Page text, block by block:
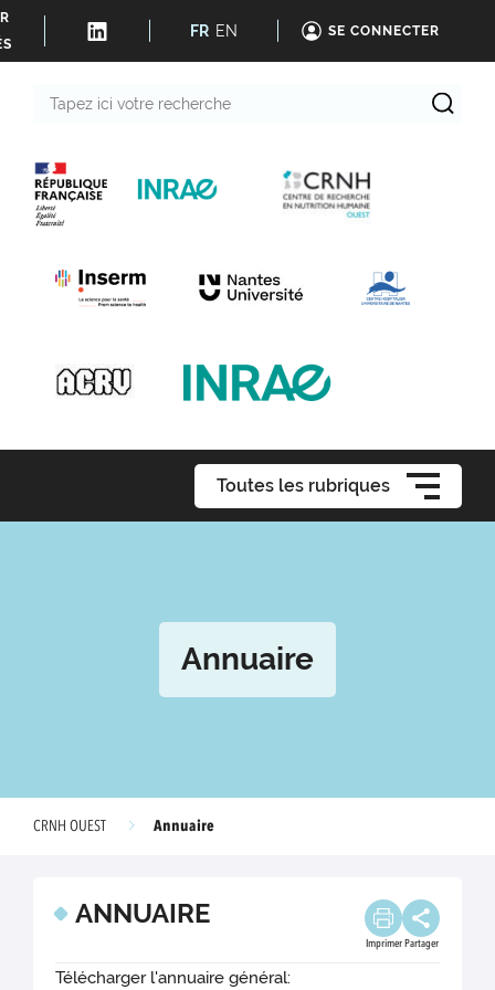
FR EN SE CONNECTER
Toutes les rubriques
Annuaire
CRNH OUEST Annuaire
ANNUAIRE
Imprimer Partager
Télécharger l'annuaire général: